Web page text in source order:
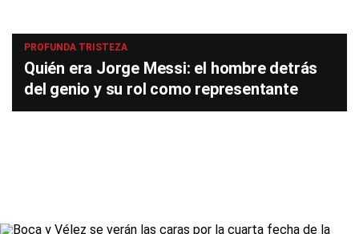
PROFUNDA TRISTEZA
Quién era Jorge Messi: el hombre detrás
del genio y su rol como representante